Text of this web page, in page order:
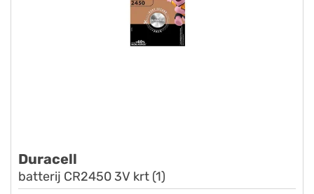
Duracell
batterij CR2450 3V krt (1)